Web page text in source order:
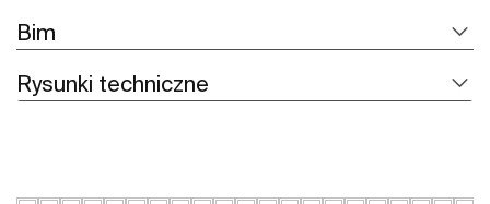
Bim
Rysunki techniczne